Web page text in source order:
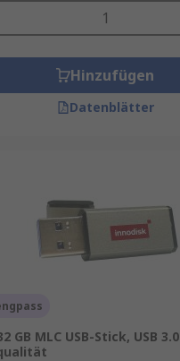
Hinzufügen
Datenblätter
GB MLC USB-Stick, USB 3.0